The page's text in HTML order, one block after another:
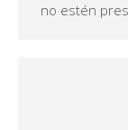
no estén